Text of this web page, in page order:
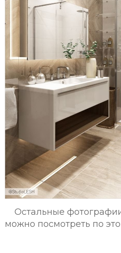
Остальные
можно посмотреть по